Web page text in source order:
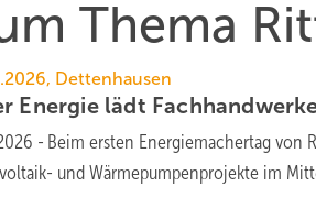
Thema
Dettenhausen
Energie lädt
- Beim ersten Energie­macher­tag von
und Wär­me­pum­pen­pro­jek­te im